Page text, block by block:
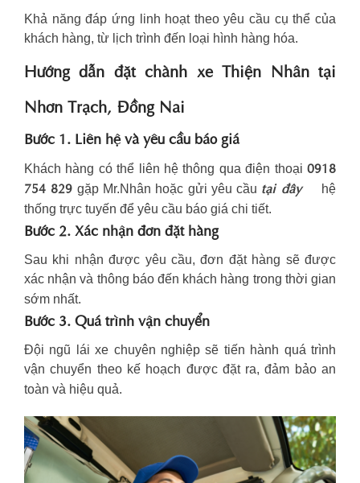
Khả năng đáp ứng linh hoạt theo yêu cầu cụ thể của
khách hàng, từ lịch trình đến loại hình hàng hóa.
Hướng dẫn đặt chành xe Thiện Nhân tại
Nhơn Trạch, Đồng Nai
Bước 1. Liên hệ và yêu cầu báo giá
Khách hàng có thể liên hệ thông qua điện thoại 0918
754 829 gặp Mr.Nhân hoặc gửi yêu cầu tại đây
hệ
thống trực tuyến để yêu cầu báo giá chi tiết.
Bước 2. Xác nhận đơn đặt hàng
Sau khi nhận được yêu cầu, đơn đặt hàng sẽ được
xác nhận và thông báo đến khách hàng trong thời gian
sớm nhất.
Bước 3. Quá trình vận chuyển
Đội ngũ lái xe chuyên nghiệp sẽ tiến hành quá trình
vận chuyển theo kế hoạch được đặt ra, đảm bảo an
toàn và hiệu quả.